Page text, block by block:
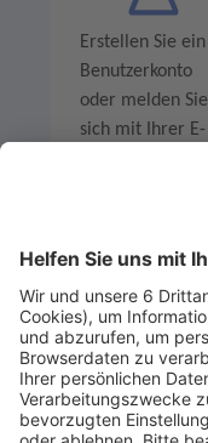
Erstellen Sie ein
Benutzerkonto
oder melden Sie
sich mit Ihrer E-
Legen Sie zum